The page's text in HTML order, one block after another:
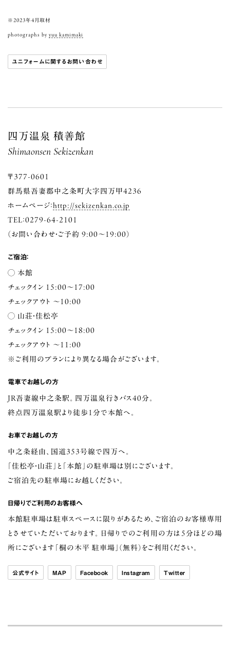
※2023年4月取材
photographs by yuu kamimaki
ユニフォームに関するお問い合わせ
四万温泉 積善館
Shimaonsen Sekizenkan
〒377-0601
群馬県吾妻郡中之条町大字四万甲4236
ホームページ：http://sekizenkan.co.jp
TEL：0279-64-2101
（お問い合わせ・ご予約 9:00～19:00）
ご宿泊：
◯ 本館
チェックイン 15:00～17:00
チェックアウト ～10:00
◯ 山荘・佳松亭
チェックイン 15:00～18:00
チェックアウト ～11:00
※ご利用のプランにより異なる場合がございます。
電車でお越しの方
JR吾妻線中之条駅。四万温泉行きバス40分。
終点四万温泉駅より徒歩１分で本館へ。
お車でお越しの方
中之条経由、国道353号線で四万へ。
「佳松亭・山荘」と「本館」の駐車場は別にございます。
ご宿泊先の駐車場にお越しください。
日帰りでご利用のお客様へ
本館駐車場は駐車スペースに限りがあるため、ご宿泊のお客様専用
とさせていただいております。日帰りでのご利用の方は5分ほどの場
所にございます「桐の木平 駐車場」（無料）をご利用ください。
公式サイト MAP Facebook Instagram Twitter